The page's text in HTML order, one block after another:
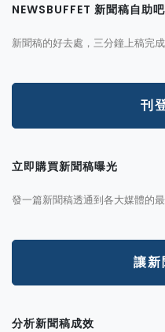
NEWSBUFFET 新聞稿自助吧
新聞稿的好去處，三分鐘上稿完
刊
立即購買新聞稿曝光
發一篇新聞稿透通到各大媒體的
讓新
分析新聞稿成效